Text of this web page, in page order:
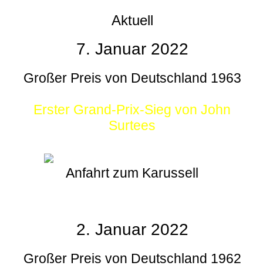
Aktuell
7. Januar 2022
Großer Preis von Deutschland 1963
Erster Grand-Prix-Sieg von John
Surtees
Anfahrt zum Karussell
2. Januar 2022
Großer Preis von Deutschland 1962